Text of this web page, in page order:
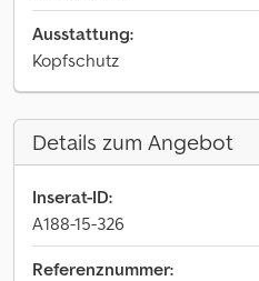
Ausstattung:
Kopfschutz
Details zum Angebot
Inserat-ID:
A188-15-326
Referenznummer: